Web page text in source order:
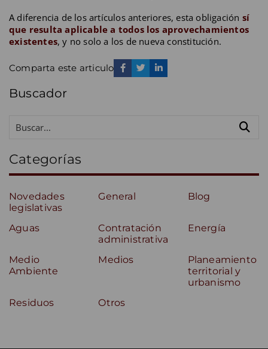
A diferencia de los artículos anteriores, esta obligación sí
que resulta aplicable a todos los aprovechamientos
existentes, y no solo a los de nueva constitución.
Comparta este articulo
Buscador
Categorías
Novedades
legislativas
General Blog
Aguas
Contratación
administrativa
Energía
Medio
Ambiente
Medios
Planeamiento
territorial y
urbanismo
Residuos
Otros